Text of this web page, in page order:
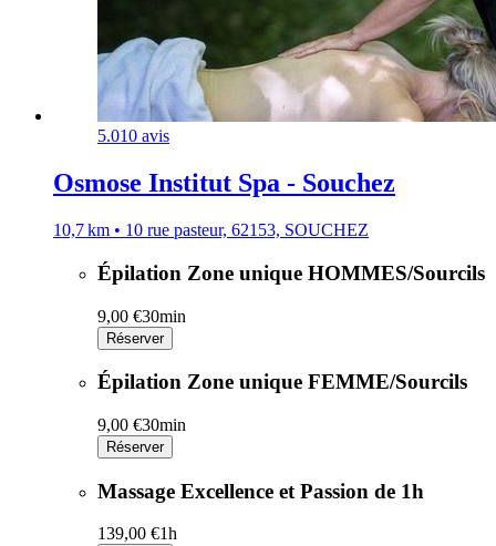
5.010 avis
Osmose Institut Spa - Souchez
10,7 km • 10 rue pasteur, 62153, SOUCHEZ
Épilation Zone unique HOMMES/Sourcils
9,00 €30min
Réserver
Épilation Zone unique FEMME/Sourcils
9,00 €30min
Réserver
Massage Excellence et Passion de 1h
139,00 €1h